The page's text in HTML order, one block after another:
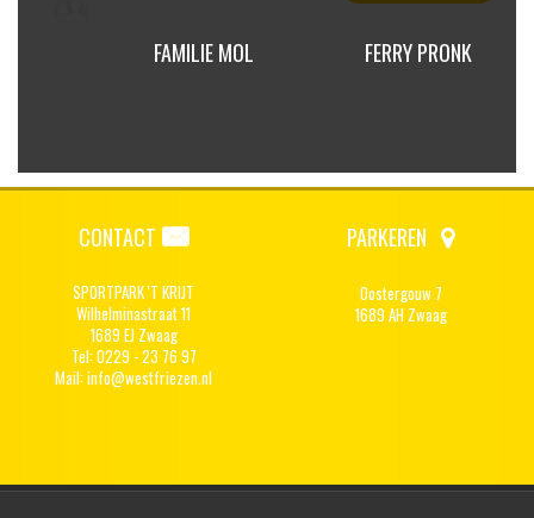
FERRY PRONK PETER KNIJN
CONTACT
SPORTPARK 'T KRIJT
Wilhelminastraat 11
1689 EJ Zwaag
Tel: 0229 - 23 76 97
Mail:info@westfriezen.nl
PARKEREN
Oostergouw 7
1689 AH Zwaag